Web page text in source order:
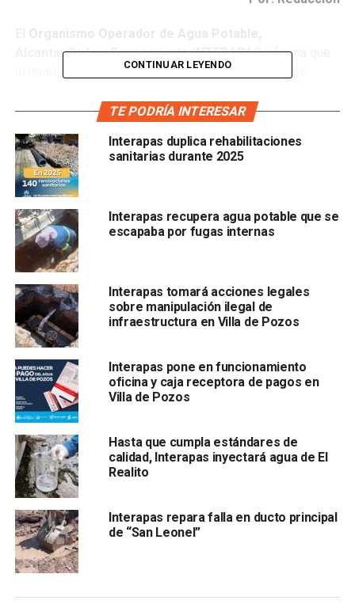
El Organismo Operador de Agua Potable,
Alcantarillado y Saneamiento INTERAPASinforma que
el mensaje que circula en redes sociales y whatsapp
ayuda a recargar las nubes, es falsa porque no tiene
Esta versión, lo único que provocó fue desinformación en
la población, ocasionando que no sólo se tirara agua de
reúso, sino que se desperdiciara agua limpia en estos
momentos en que la sequía en la capital de San Luis
Potosí está considerada como excepcional.
El mensaje versaba sobre tirar tinas de agua sobre
banquetas y pisos para elevar humedad a las nubes, sin
embargo para ello se requieren cuerpos de agua
demasiado extensos y con una importante cantidad de
agua, para que se condense el aire y el vapor en las nubes
y dar lugar a las precipitaciones.
Lo que se aconseja y es mucho más viable es recrear o
mantener áreas verdes, techos ecológicos, reforestación
de arboledas que mantienen humedales y provocan de
respiran por la noche y durante el día liberan la humedad
CONTINUAR LEYENDO
TE PODRÍA INTERESAR
Interapas duplica rehabilitaciones
sanitarias durante 2025
Interapas recupera agua potable que se
escapaba por fugas internas
Interapas tomará acciones legales
sobre manipulación ilegal de
infraestructura en Villa de Pozos
Interapas pone en funcionamiento
oficina y caja receptora de pagos en
Villa de Pozos
Hasta que cumpla estándares de
calidad, Interapas inyectará agua de El
Realito
Interapas repara falla en ducto principal
de “San Leonel”